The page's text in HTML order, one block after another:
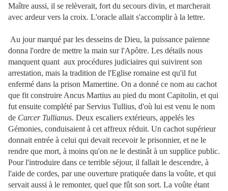
Maître aussi, il se relèverait, fort du secours divin, et marcherait
avec ardeur vers la croix. L'oracle allait s'accomplir à la lettre.
Au jour marqué par les desseins de Dieu, la puissance païenne
donna l'ordre de mettre la main sur l'Apôtre. Les détails nous
manquent quant aux procédures judiciaires qui suivirent son
arrestation, mais la tradition de l'Eglise romaine est qu'il fut
enfermé dans la prison Mamertine. On a donné ce nom au cachot
que fit construire Ancus Martius au pied du mont Capitolin, et qui
fut ensuite complété par Servius Tullius, d'où lui est venu le nom
de Carcer Tullianus. Deux escaliers extérieurs, appelés les
Gémonies, conduisaient à cet affreux réduit. Un cachot supérieur
donnait entrée à celui qui devait recevoir le prisonnier, et ne le
rendre que mort, à moins qu'on ne le destinât à un supplice public.
Pour l'introduire dans ce terrible séjour, il fallait le descendre, à
l'aide de cordes, par une ouverture pratiquée dans la voûte, et qui
servait aussi à le remonter, quel que fût son sort. La voûte étant